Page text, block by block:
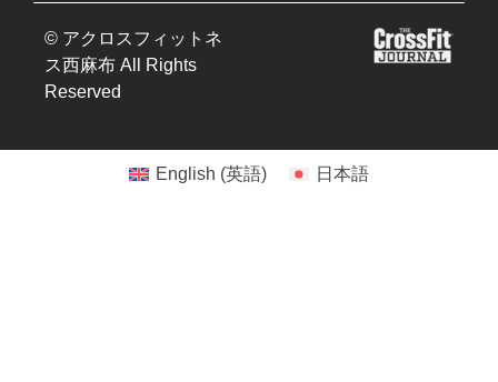
© アクロスフィットネ
ス西麻布 All Rights
Reserved
English (英語) 日本語